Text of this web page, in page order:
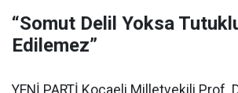
“Somut Delil Yoksa
Edilemez”
YENİ PARTİ Kocaeli Milletvekili Prof.